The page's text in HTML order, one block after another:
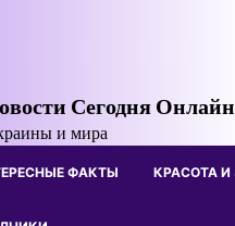
Сегодня
и мира
ФАКТЫ КРАСОТА И